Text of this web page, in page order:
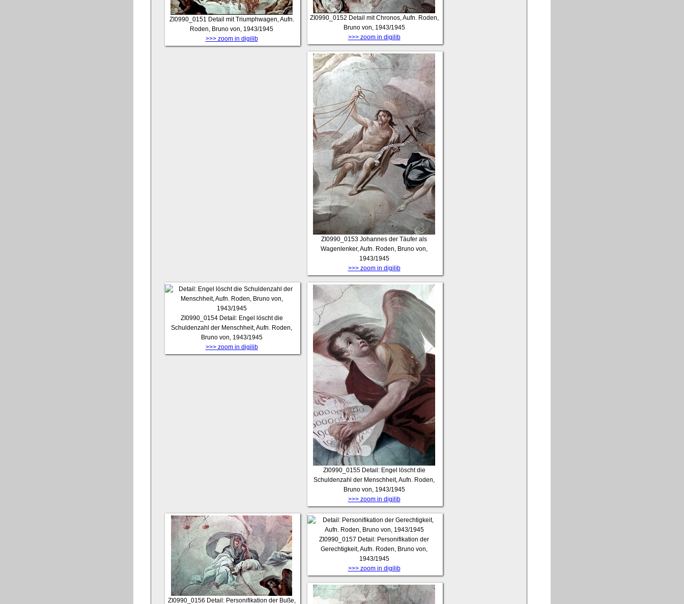
ZI0990_0151 Detail mit Triumphwagen, Aufn.
Roden, Bruno von, 1943/1945
>>> zoom in digilib
ZI0990_0152 Detail mit Chronos, Aufn. Roden,
Bruno von, 1943/1945
>>> zoom in digilib
ZI0990_0153 Johannes der Täufer als
Wagenlenker, Aufn. Roden, Bruno von,
1943/1945
>>> zoom in digilib
ZI0990_0154 Detail: Engel löscht die
Schuldenzahl der Menschheit, Aufn. Roden,
Bruno von, 1943/1945
>>> zoom in digilib
ZI0990_0155 Detail: Engel löscht die
Schuldenzahl der Menschheit, Aufn. Roden,
Bruno von, 1943/1945
>>> zoom in digilib
ZI0990_0156 Detail: Personifikation der Buße,
ZI0990_0157 Detail: Personifikation der
Gerechtigkeit, Aufn. Roden, Bruno von,
1943/1945
>>> zoom in digilib